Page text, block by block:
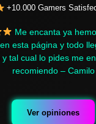
+10.000 Gamers
Me encanta ya
esta página y todo
y tal cual lo pides me
recomiendo – Camilo
Ver opiniones